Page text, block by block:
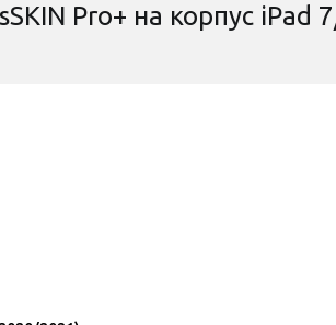
Pro+ на корпус